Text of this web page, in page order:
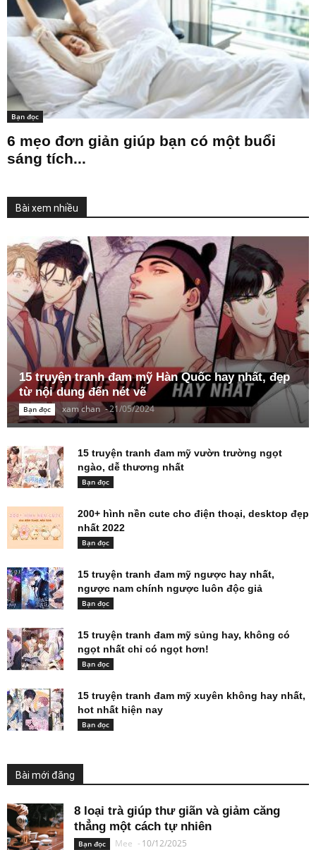
Bạn đọc
6 mẹo đơn giản giúp bạn có một buổi
sáng tích...
Bài xem nhiều
15 truyện tranh đam mỹ Hàn Quốc hay nhất, đẹp
từ nội dung đến nét vẽ
Bạn đọc xam chan -21/05/2024
15 truyện tranh đam mỹ vườn trường ngọt
ngào, dễ thương nhất
Bạn đọc
200+ hình nền cute cho điện thoại, desktop đẹp
nhất 2022
Bạn đọc
15 truyện tranh đam mỹ ngược hay nhất,
ngược nam chính ngược luôn độc giả
Bạn đọc
15 truyện tranh đam mỹ sủng hay, không có
ngọt nhất chỉ có ngọt hơn!
Bạn đọc
15 truyện tranh đam mỹ xuyên không hay nhất,
hot nhất hiện nay
Bạn đọc
Bài mới đăng
8 loại trà giúp thư giãn và giảm căng
thẳng một cách tự nhiên
Bạn đọc Mee - 10/12/2025